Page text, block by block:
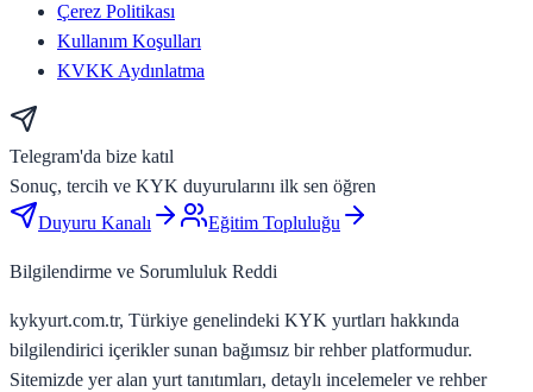
Çerez Politikası
Kullanım Koşulları
KVKK Aydınlatma
Telegram'da bize katıl
Sonuç, tercih ve KYK duyurularını ilk sen öğren
Duyuru Kanalı
Eğitim Topluluğu
Bilgilendirme ve Sorumluluk Reddi
kykyurt.com.tr, Türkiye genelindeki KYK yurtları hakkında
bilgilendirici içerikler sunan bağımsız bir rehber platformudur.
Sitemizde yer alan yurt tanıtımları, detaylı incelemeler ve rehber